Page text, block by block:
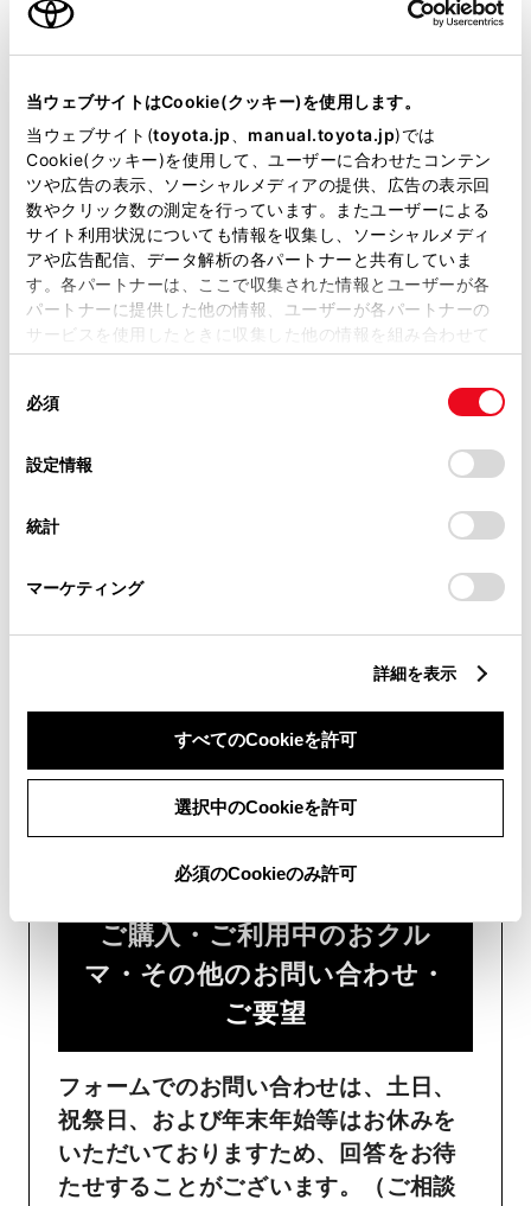
当ウェブサイトはCookie(クッキー)を使用します。
当ウェブサイト(toyota.jp manual.toyota.jp)では
Cookie(クッキー)を使用して、ユーザーに合わせたコンテン
ツや広告の表示、ソーシャルメディアの提供、広告の表示回
数やクリック数の測定を行っています。またユーザーによる
サイト利用状況についても情報を収集し、ソーシャルメディ
アや広告配信、データ解析の各パートナーと共有していま
す。各パートナーは、ここで収集された情報とユーザーが各
パートナーに提供した他の情報、ユーザーが各パートナーの
サービスを使用したときに収集した他の情報を組み合わせて
使用することがあります。当ウェブサイトの使用を続行する
デバイスにすべてのCookie(クッキー)が保存されることに同
意したことになります。Cookie(クッキー)のオプトアウト、
設定の変更、同意を撤回したりするにあたっては、当社の
「Cookie（クッキー）情報の取り扱いについて
」をご覧くだ
必須
設定情報
統計
マーケティング
詳細を表示
すべてのCookieを許可
選択中のCookieを許可
必須のCookieのみ許可
が可能です。
リコール等情報はこちら
チャットでお問い合わせ
（長期連休などの当社指定日を除く）
画面右下の
い。
チャットでのお問い合わせはお待たせ
時間が少なくご案内が可能です。
フォームでお問い合わせ
ご購入・ご利用中のおクル
マ・その他のお問い合わせ・
ご要望​
フォームでのお問い合わせは、土日、
祝祭日、および年末年始等はお休みを
いただいておりますため、回答をお待
たせすることがございます。（ご相談